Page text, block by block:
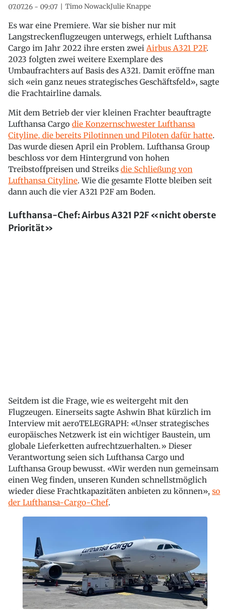
07.07.26 - 09:07 Timo NowackJulie Knappe
Es war eine Premiere. War sie bisher nur mit
Langstreckenflugzeugen unterwegs, erhielt Lufthansa
Cargo im Jahr 2022 ihre ersten zwei Airbus A321 P2F.
2023 folgten zwei weitere Exemplare des
Umbaufrachters auf Basis des A321. Damit eröffne man
sich «ein ganz neues strategisches Geschäftsfeld», sagte
die Frachtairline damals.
Mit dem Betrieb der vier kleinen Frachter beauftragte
Lufthansa Cargo die Konzernschwester Lufthansa
Cityline, die bereits Pilotinnen und Piloten dafür hatte.
Das wurde diesen April ein Problem. Lufthansa Group
beschloss vor dem Hintergrund von hohen
Treibstoffpreisen und Streiks die Schließung von
Lufthansa Cityline. Wie die gesamte Flotte bleiben seit
dann auch die vier A321 P2F am Boden.
Lufthansa-Chef: Airbus A321 P2F «nicht oberste
Priorität»
Seitdem ist die Frage, wie es weitergeht mit den
Flugzeugen. Einerseits sagte Ashwin Bhat kürzlich im
Interview mit aeroTELEGRAPH: «Unser strategisches
europäisches Netzwerk ist ein wichtiger Baustein, um
globale Lieferketten aufrechtzuerhalten.» Dieser
Verantwortung seien sich Lufthansa Cargo und
Lufthansa Group bewusst. «Wir werden nun gemeinsam
einen Weg finden, unseren Kunden schnellstmöglich
wieder diese Frachtkapazitäten anbieten zu können», so
der Lufthansa-Cargo-Chef.